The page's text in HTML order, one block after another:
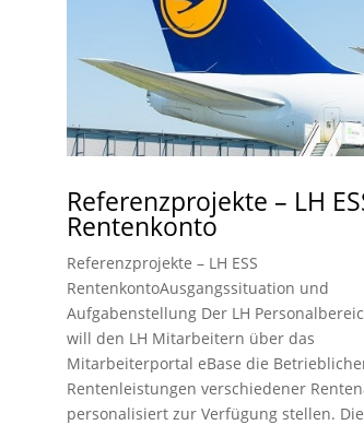
Referenzprojekte – LH
Rentenkonto
Referenzprojekte – LH ESS
RentenkontoAusgangssituation und
Aufgabenstellung Der LH
will den LH Mitarbeitern über das
Mitarbeiterportal eBase die
Rentenleistungen verschiedener
personalisiert zur Verfügung stellen.